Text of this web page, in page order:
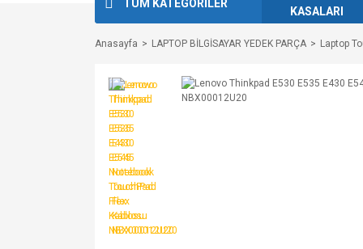
TÜM KATEGORİLER
KASALARI
Anasayfa LAPTOP BİLGİSAYAR YEDEK PARÇA Laptop